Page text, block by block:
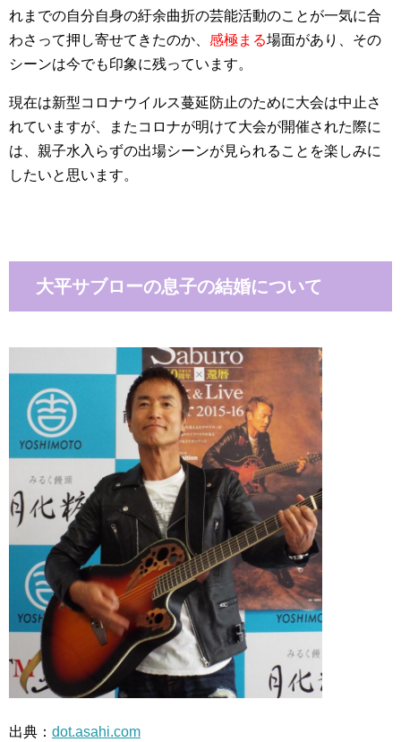
れまでの自分自身の紆余曲折の芸能活動のことが一気に合
わさって押し寄せてきたのか、 感極まる場面があり、その
シーンは今でも印象に残っています。
現在は新型コロナウイルス蔓延防止のために大会は中止さ
れていますが、またコロナが明けて大会が開催された際に
は、親子水入らずの出場シーンが見られることを楽しみに
したいと思います。
大平サブローの息子の結婚について
出典： dot.asahi.com